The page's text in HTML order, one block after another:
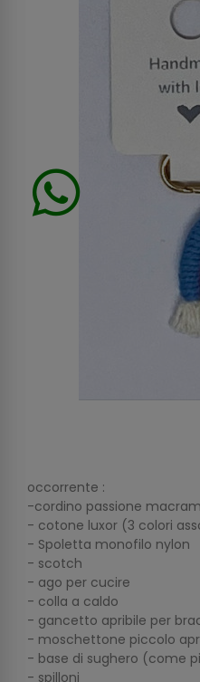
occorrente :
-cordino passione
- cotone luxor (3 colori
- Spoletta monofilo nylon
- scotch
- ago per cucire
- colla a caldo
- gancetto apribile per
- moschettone piccolo
- base di sughero (come
- spilloni